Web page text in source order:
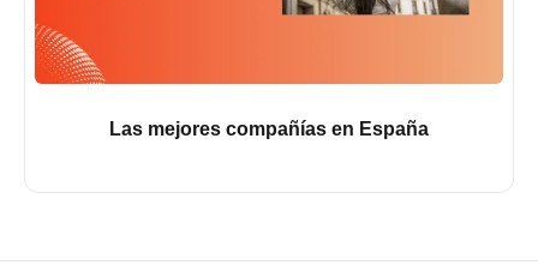
Las mejores compañías en España